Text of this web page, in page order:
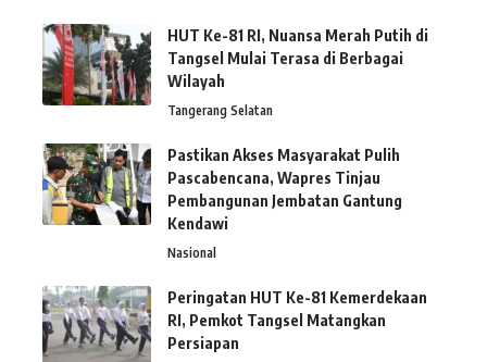
HUT Ke-81 RI, Nuansa Merah Putih di
Tangsel Mulai Terasa di Berbagai
Wilayah
Tangerang Selatan
Pastikan Akses Masyarakat Pulih
Pascabencana, Wapres Tinjau
Pembangunan Jembatan Gantung
Kendawi
Nasional
Peringatan HUT Ke-81 Kemerdekaan
RI, Pemkot Tangsel Matangkan
Persiapan